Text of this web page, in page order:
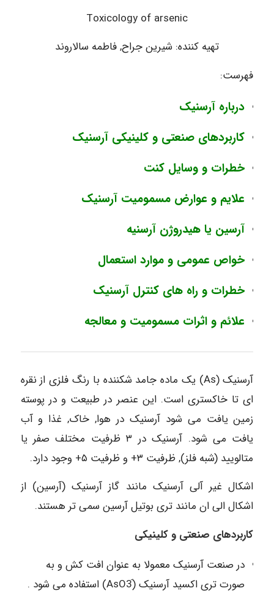
Toxicology of arsenic
تهیه کننده: شیرین جراح, فاطمه سالاروند
فھرست:
درباره آرسنیک
کاربردهای صنعتی و کلینیکی آرسنیک
خطرات و وسایل کنت
علایم و عوارض مسمومیت آرسنیک
آرسین یا هیدروژن آرسنیه
خواص عمومی و موارد استعمال
خطرات و راه ھای کنترل آرسنیک
علائم و اثرات مسمومیت و معالجه
آرسنیک (As) یک ماده جامد شکننده با رنگ فلزی از نقره
ای تا خاکستری است. این عنصر در طبیعت و در پوسته
زمین یافت می شود آرسنیک در هوا, خاک, غذا و آب
یافت می شود. آرسنیک در ٣ ظرفیت مختلف صفر یا
متالویید (شبه فلز), ظرفیت ٣+ و ظرفیت ۵+ وجود دارد.
اشکال غیر آلی آرسنیک مانند گاز آرسنیک (آرسین) از
اشکال الی ان مانند تری بوتیل آرسین سمی تر هستند.
کاربردهای صنعتی و کلینیکی
در صنعت آرسنیک معمولا به عنوان افت کش و به
صورت تری اکسید آرسنیک (َAsO3) استفاده می شود .